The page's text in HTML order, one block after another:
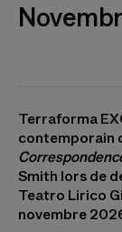
Terraforma
contemporain
Smith lors de
Teatro Lirico
novembre